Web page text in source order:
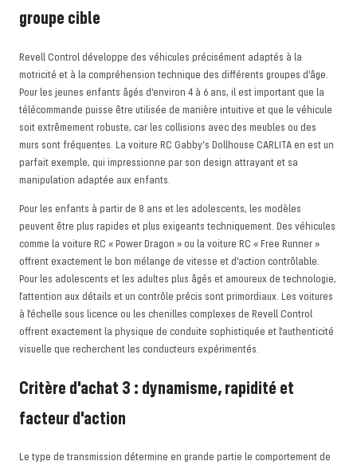
groupe cible
Revell Control développe des véhicules précisément adaptés à la
motricité et à la compréhension technique des différents groupes d'âge.
Pour les jeunes enfants âgés d'environ 4 à 6 ans, il est important que la
télécommande puisse être utilisée de manière intuitive et que le véhicule
soit extrêmement robuste, car les collisions avec des meubles ou des
murs sont fréquentes. La voiture RC Gabby's Dollhouse CARLITA en est un
parfait exemple, qui impressionne par son design attrayant et sa
manipulation adaptée aux enfants.
Pour les enfants à partir de 8 ans et les adolescents, les modèles
peuvent être plus rapides et plus exigeants techniquement. Des véhicules
comme la voiture RC « Power Dragon » ou la voiture RC « Free Runner »
offrent exactement le bon mélange de vitesse et d'action contrôlable.
Pour les adolescents et les adultes plus âgés et amoureux de technologie,
l’attention aux détails et un contrôle précis sont primordiaux. Les voitures
à l'échelle sous licence ou les chenilles complexes de Revell Control
offrent exactement la physique de conduite sophistiquée et l'authenticité
visuelle que recherchent les conducteurs expérimentés.
Critère d'achat 3 : dynamisme, rapidité et
facteur d'action
Le type de transmission détermine en grande partie le comportement de